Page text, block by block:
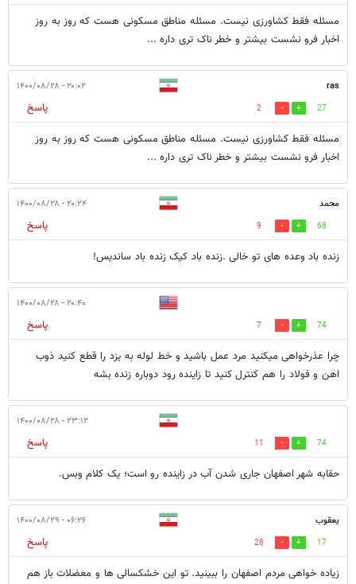
مسئله فقط کشاورزی نیست. مسئله مناطق مسکونی هست که روز به روز
اخبار فرو نشست بیشتر و خطر ناک تری داره ...
ras ۲۰:۰۲ - ۱۴۰۰/۰۸/۲۸
27
2
پاسخ
مسئله فقط کشاورزی نیست. مسئله مناطق مسکونی هست که روز به روز
اخبار فرو نشست بیشتر و خطر ناک تری داره ...
محمد ۲۰:۲۴ - ۱۴۰۰/۰۸/۲۸
68
9
پاسخ
زنده باد وعده های تو خالی .زنده باد کیک زنده باد ساندیس!
۲۰:۴۰ - ۱۴۰۰/۰۸/۲۸
74
7
پاسخ
چرا عذرخواهی میکنید مرد عمل باشید و خط لوله به یزد را قطع کنید ذوب
اهن و فولاد را هم کنترل کنید تا زاینده رود دوباره زنده بشه
۲۳:۱۲ - ۱۴۰۰/۰۸/۲۸
74
11
پاسخ
حقابه شهر اصفهان جاری شدن آب در زاینده رو است؛ یک کلام وبس.
یعقوب ۰۶:۲۶ - ۱۴۰۰/۰۸/۲۹
17
28
پاسخ
زیاده خواهی مردم اصفهان را ببینید. تو این خشکسالی ها و معضلات باز هم